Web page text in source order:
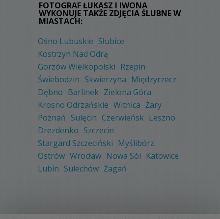
FOTOGRAF ŁUKASZ I IWONA
WYKONUJE TAKŻE ZDJĘCIA ŚLUBNE W
MIASTACH:
Ośno Lubuskie Słubice
Kostrzyn Nad Odrą
Gorzów Wielkopolski Rzepin
Świebodzin Skwierzyna Międzyrzecz
Dębno Barlinek Zielona Góra
Krosno Odrzańskie Witnica Żary
Poznań Sulęcin Czerwieńsk Leszno
Drezdenko Szczecin
Stargard Szczeciński Myślibórz
Ostrów Wrocław Nowa Sól Katowice
Lubin Sulechów Żagań